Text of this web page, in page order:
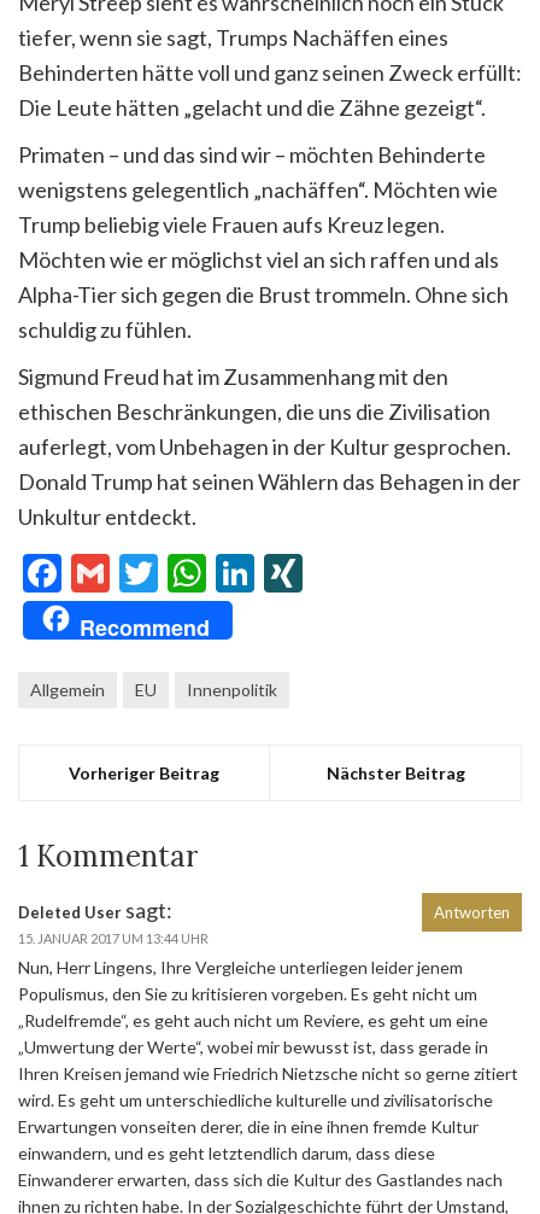
tiefer, wenn sie sagt, Trumps Nachäffen eines
Behinderten hätte voll und ganz seinen Zweck erfüllt:
Die Leute hätten „gelacht und die Zähne gezeigt“.
Primaten – und das sind wir – möchten Behinderte
wenigstens gelegentlich „nachäffen“. Möchten wie
Trump beliebig viele Frauen aufs Kreuz legen.
Möchten wie er möglichst viel an sich raffen und als
Alpha-Tier sich gegen die Brust trommeln. Ohne sich
schuldig zu fühlen.
Sigmund Freud hat im Zusammenhang mit den
ethischen Beschränkungen, die uns die Zivilisation
auferlegt, vom Unbehagen in der Kultur gesprochen.
Donald Trump hat seinen Wählern das Behagen in der
Unkultur entdeckt.
Facebook
GmailTwitter
WhatsApp
LinkedIn
Recommend
Allgemein EU Innenpolitik
Vorheriger Beitrag Nächster Beitrag
1 Kommentar
Deleted User sagt:
15. JANUAR 2017 UM 13:44 UHR
Nun, Herr Lingens, Ihre Vergleiche unterliegen leider jenem
Populismus, den Sie zu kritisieren vorgeben. Es geht nicht um
„Rudelfremde“, es geht auch nicht um Reviere, es geht um eine
„Umwertung der Werte“, wobei mir bewusst ist, dass gerade in
Ihren Kreisen jemand wie Friedrich Nietzsche nicht so gerne zitiert
wird. Es geht um unterschiedliche kulturelle und zivilisatorische
Erwartungen vonseiten derer, die in eine ihnen fremde Kultur
einwandern, und es geht letztendlich darum, dass diese
Einwanderer erwarten, dass sich die Kultur des Gastlandes nach
ihnen zu richten habe. In der Sozialgeschichte führt der Umstand,
Antworten